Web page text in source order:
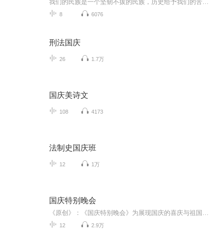
8 6076
刑法国庆
26 1.7万
国庆美诗文
108 4173
法制史国庆班
12 1万
国庆特别晚会
12 2.9万